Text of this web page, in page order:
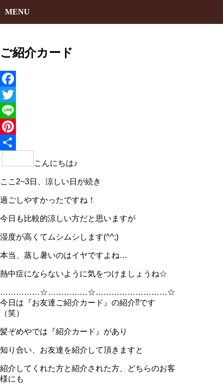
MENU
ご紹介カード
Facebook
Twitter
Line
Pinterest
こんにちは♪
ここ2~3日、涼しい日が続き
過ごしやすかったですね！
今日も比較的涼しい方だと思いますが
湿度が高くてムシムシします(^^;)
本当、蒸し暑いのはイヤですよね…
熱中症にならないように気をつけましょうね☆
……………☆……………☆………………………☆
今日は『お友達ご紹介カード』の紹介⁇です
（笑）
髪ぞめやでは『紹介カード』があり
知り合い、お友達を紹介して頂きますと
紹介してくれた方と紹介された方、どちらのお客
様にも